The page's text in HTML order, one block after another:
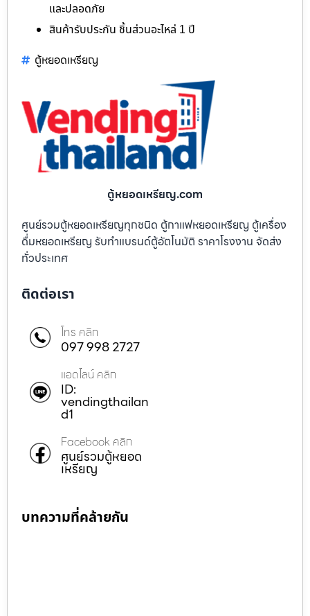
และปลอดภัย
สินค้ารับประกัน ชิ้นส่วนอะไหล่ 1 ปี
ตู้หยอดเหรียญ
ตู้หยอดเหรียญ.com
ศูนย์รวมตู้หยอดเหรียญทุกชนิด ตู้กาแฟหยอดเหรียญ ตู้เครื่อง
ดื่มหยอดเหรียญ รับทำแบรนด์ตู้อัตโนมัติ ราคาโรงงาน จัดส่ง
ทั่วประเทศ
ติดต่อเรา
โทร คลิก
097 998 2727
แอดไลน์ คลิก
ID:
vendingthailan
d1
Facebook คลิก
ศูนย์รวมตู้หยอด
เหรียญ
บทความที่คล้ายกัน